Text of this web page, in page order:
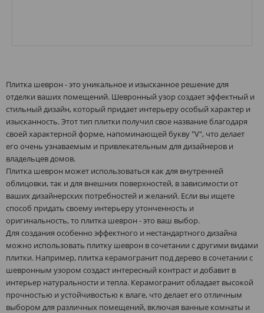
Плитка шеврон - это уникальное и изысканное решение для
отделки ваших помещений. Шевронный узор создает эффектный и
стильный дизайн, который придает интерьеру особый характер и
изысканность. Этот тип плитки получил свое название благодаря
своей характерной форме, напоминающей букву "V", что делает
его очень узнаваемым и привлекательным для дизайнеров и
владельцев домов.
Плитка шеврон может использоваться как для внутренней
облицовки, так и для внешних поверхностей, в зависимости от
ваших дизайнерских потребностей и желаний. Если вы ищете
способ придать своему интерьеру утонченность и
оригинальность, то плитка шеврон - это ваш выбор.
Для создания особенно эффектного и нестандартного дизайна
можно использовать плитку шеврон в сочетании с другими видами
плитки. Например, плитка керамогранит под дерево в сочетании с
шевронным узором создаст интересный контраст и добавит в
интерьер натуральности и тепла. Керамогранит обладает высокой
прочностью и устойчивостью к влаге, что делает его отличным
выбором для различных помещений, включая ванные комнаты и